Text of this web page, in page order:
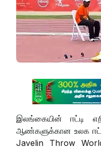
இலங்கையின் ஈட்டி
ஆண்களுக்கான உலக
Javelin Throw